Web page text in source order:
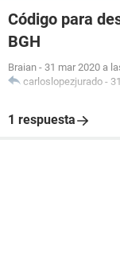
Código para
BGH
Braian - 31 mar 2020 a
carloslopezjurado -
1 respuesta